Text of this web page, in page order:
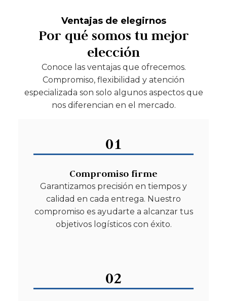
Ventajas de elegirnos
Por qué somos tu mejor
elección
Conoce las ventajas que ofrecemos.
Compromiso, flexibilidad y atención
especializada son solo algunos aspectos que
nos diferencian en el mercado.
01
Compromiso firme
Garantizamos precisión en tiempos y
calidad en cada entrega. Nuestro
compromiso es ayudarte a alcanzar tus
objetivos logísticos con éxito.
02